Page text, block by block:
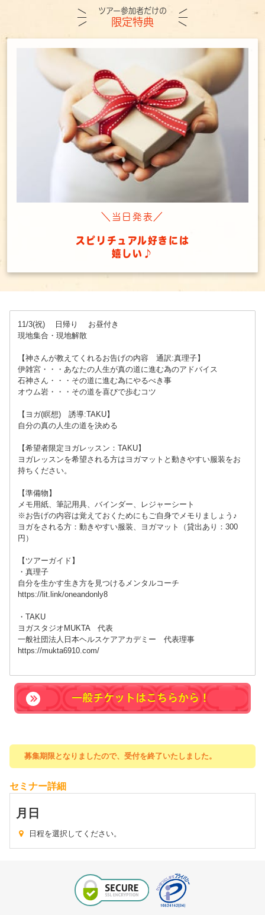
ツアー参加者だけの
限定特典
＼当日発表／
スピリチュアル好きには
嬉しい♪
11/3(祝) 日帰り お昼付き
現地集合・現地解散
【神さんが教えてくれるお告げの内容 通訳:真理子】
伊雑宮・・・あなたの人生が真の道に進む為のアドバイス
石神さん・・・その道に進む為にやるべき事
オウム岩・・・その道を喜びで歩むコツ
【ヨガ(瞑想) 誘導:TAKU】
自分の真の人生の道を決める
【希望者限定ヨガレッスン：TAKU】
ヨガレッスンを希望される方はヨガマットと動きやすい服装をお
持ちください。
【準備物】
メモ用紙、筆記用具、バインダー、レジャーシート
※お告げの内容は覚えておくためにもご自身でメモりましょう♪
ヨガをされる方：動きやすい服装、ヨガマット（貸出あり：300
円）
【ツアーガイド】
・真理子
自分を生かす生き方を見つけるメンタルコーチ
https://lit.link/oneandonly8
・TAKU
ヨガスタジオMUKTA 代表
一般社団法人日本ヘルスケアアカデミー 代表理事
https://mukta6910.com/
一般チケットはこちらから！
募集期限となりましたので、受付を終了いたしました。
セミナー詳細
月 日
日程を選択してください。